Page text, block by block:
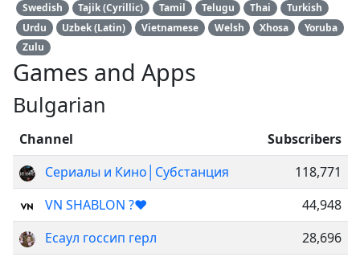
Swedish
Tajik (Cyrillic) Tamil Telugu Thai
Turkish
Urdu
Uzbek (Latin) Vietnamese Welsh Xhosa
Yoruba
Zulu
Games and Apps
Bulgarian
Channel
Subscribers
Сериалы и Кино│Субстанция
118,771
VN SHABLON ?❤️
44,948
Есаул госсип герл
28,696